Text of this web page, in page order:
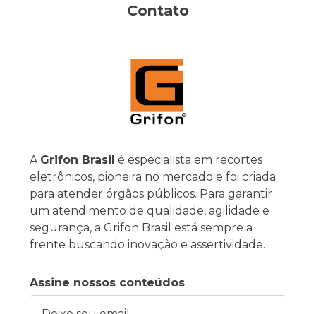
Contato
A Grifon Brasil é especialista em recortes
eletrônicos, pioneira no mercado e foi criada
para atender órgãos públicos. Para garantir
um atendimento de qualidade, agilidade e
segurança, a Grifon Brasil está sempre a
frente buscando inovação e assertividade.
Assine nossos conteúdos